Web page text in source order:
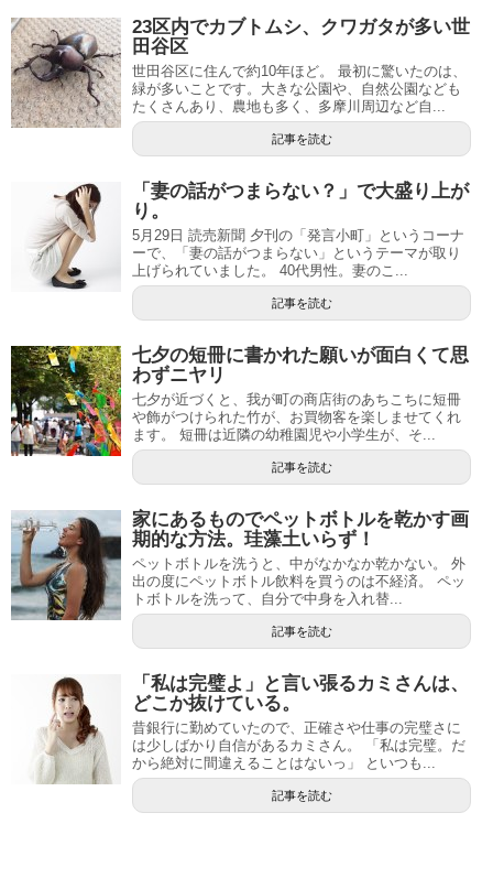
23区内でカブトムシ、クワガタが多い世
田谷区
世田谷区に住んで約10年ほど。 最初に驚いたのは、
緑が多いことです。大きな公園や、自然公園なども
たくさんあり、農地も多く、多摩川周辺など自...
記事を読む
「妻の話がつまらない？」で大盛り上が
り。
5月29日 読売新聞 夕刊の「発言小町」というコーナ
ーで、「妻の話がつまらない」というテーマが取り
上げられていました。 40代男性。妻のこ...
記事を読む
七夕の短冊に書かれた願いが面白くて思
わずニヤリ
七夕が近づくと、我が町の商店街のあちこちに短冊
や飾がつけられた竹が、お買物客を楽しませてくれ
ます。 短冊は近隣の幼稚園児や小学生が、そ...
記事を読む
家にあるものでペットボトルを乾かす画
期的な方法。珪藻土いらず！
ペットボトルを洗うと、中がなかなか乾かない。 外
出の度にペットボトル飲料を買うのは不経済。 ペッ
トボトルを洗って、自分で中身を入れ替...
記事を読む
「私は完璧よ」と言い張るカミさんは、
どこか抜けている。
昔銀行に勤めていたので、正確さや仕事の完璧さに
は少しばかり自信があるカミさん。 「私は完璧。だ
から絶対に間違えることはないっ」 といつも...
記事を読む